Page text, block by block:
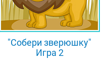
"Собери зверюшку"
Игра 2